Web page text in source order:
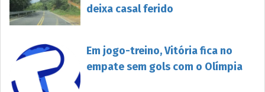
deixa casal ferido
Em jogo-treino, Vitória fica no
empate sem gols com o Olímpia